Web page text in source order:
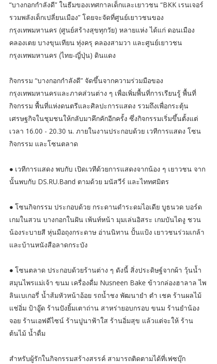
“บางกอกกำลังดี” ในธีมของเทศกาลเด็กและเยาวชน “BKK เรนเจอร์
รวมพลังเด็กเปลี่ยนเมือง” โดยจะจัดที่ศูนย์เยาวชนของ
กรุงเทพมหานคร (ศูนย์สร้างสุขทุกวัย) หลายแห่ง ได้แก่ ดอนเมือง
คลองเตย บางขุนเทียน ทุ่งครุ คลองสามวา และศูนย์เยาวชน
กรุงเทพมหานคร (ไทย-ญี่ปุ่น) ดินแดง
กิจกรรม “บางกอกกำลังดี” จัดขึ้นจากความร่วมมือของ
กรุงเทพมหานครและภาคส่วนต่าง ๆ เพื่อเพิ่มพื้นที่การเรียนรู้ พื้นที่
กิจกรรม พื้นที่แห่งดนตรีและศิลปะการแสดง รวมถึงเพื่อกระตุ้น
เศรษฐกิจในชุมชนให้กลับมาคึกคักอีกครั้ง ซึ่งกิจกรรมเริ่มขึ้นตั้งแต่
เวลา 16.00 - 20.30 น. ภายในงานประกอบด้วย เวทีการแสดง โซน
กิจกรรม และโซนตลาด
● เวทีการแสดง พบกับ เปิดเวทีด้วยการแสดงจากน้อง ๆ เยาวชน จาก
นั้นพบกับ DS.RU.Band ตามด้วย มนัสวีร์ และไททศมิตร
● โซนกิจกรรม ประกอบด้วย กระดานดำระดมไอเดีย บูธนวด บอร์ด
เกมในสวน บางกอกในฝัน เพ้นท์หน้า มุมเล่นอิสระ เกมบันไดงู ชวน
น้องระบายสี หุ่นมือถุงกระดาษ อ่านนิทาน ปั้นแป้ง เยาวชนร่วมเกล้า
และบ้านหนังสือลาดกระบัง
● โซนตลาด ประกอบด้วยร้านต่าง ๆ ดังนี้ สิ่งประดิษฐ์จากผ้า วุ้นน้ำ
สมุนไพรแม่เจ้า ขนม เครื่องดื่ม Nusneen Bake ข้าวกล่องฮาลาล ไพ
ลินเบเกอรี่ น้ำส้มหัวหน้าอ้อย รถน้ำชง พัฒนายำ ตำ เชค ร้านผลไม้
แช่อิ่ม ป้าอู๊ด ร้านปังยิ้มเตาถ่าน สาหร่ายอบกรอบ ขนม ร้านยำน้อง
จอย ร้านเอฟดีไซน์ ร้านปูนาฟ้าใส ร้านอิ่มสุข แล้วแต่จะให้ ร้าน
ต้นไม้ น้ำดื่ม
สำหรับผู้รักในกิจกรรมสร้างสรรค์ สามารถติดตามได้ที่เฟซบุ๊ก